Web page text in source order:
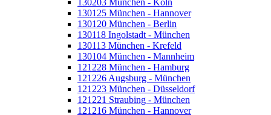
130203 München - Köln
130125 München - Hannover
130120 München - Berlin
130118 Ingolstadt - München
130113 München - Krefeld
130104 München - Mannheim
121228 München - Hamburg
121226 Augsburg - München
121223 München - Düsseldorf
121221 Straubing - München
121216 München - Hannover